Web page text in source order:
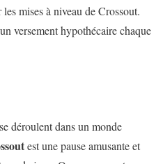
mises à niveau de Crossout.
versement hypothécaire chaque
déroulent dans un monde
est une pause amusante et